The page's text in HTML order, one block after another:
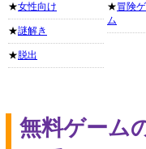
★女性向け
★謎解き
★ 脱出
★冒険
ム
無料ゲーム